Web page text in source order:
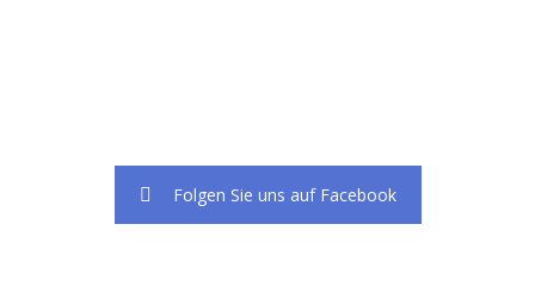
Folgen Sie uns auf Facebook